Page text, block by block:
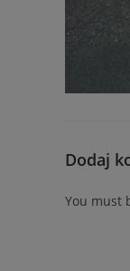
Dodaj
You must